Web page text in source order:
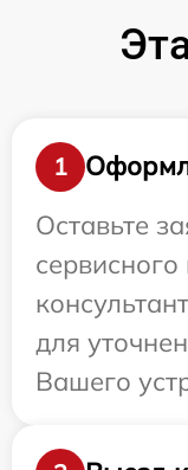
1
Оставьте
для
Вашего